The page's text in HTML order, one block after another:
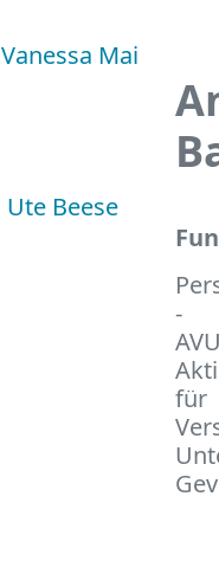
Vanessa Mai
Ute Beese
-
für